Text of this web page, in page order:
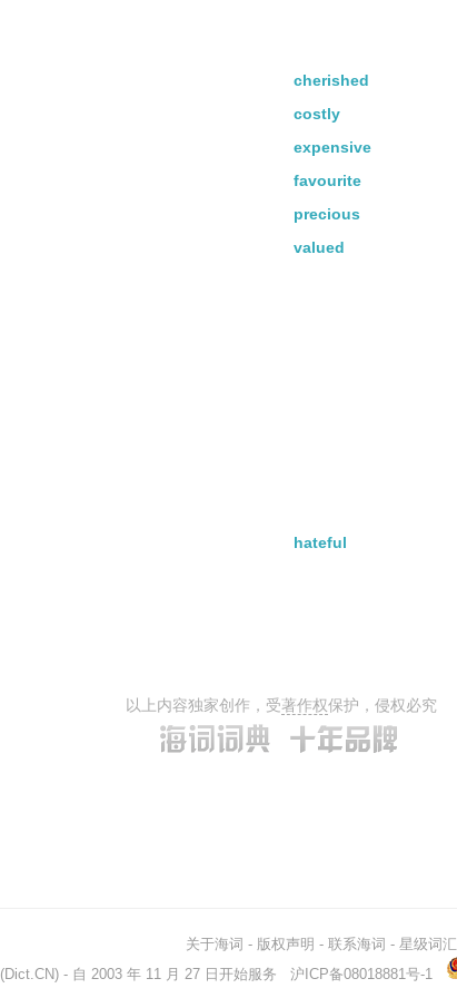
cherished
costly
expensive
favourite
precious
valued
hateful
以上内容独家创作，受著作权保护，侵权必究
关于海词 - 版权声明 - 联系海词 - 星级词汇
(Dict.CN) - 自 2003 年 11 月 27 日开始服务 沪ICP备08018881号-1